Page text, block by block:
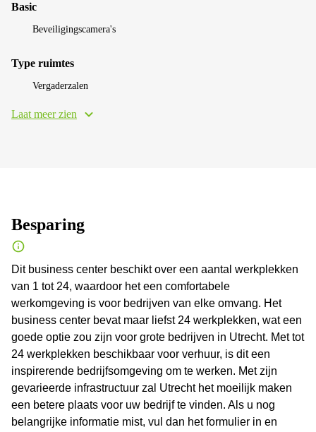
Basic
Beveiligingscamera's
Type ruimtes
Vergaderzalen
Laat meer zien
Besparing
Dit business center beschikt over een aantal werkplekken
van 1 tot 24, waardoor het een comfortabele
werkomgeving is voor bedrijven van elke omvang. Het
business center bevat maar liefst 24 werkplekken, wat een
goede optie zou zijn voor grote bedrijven in Utrecht. Met tot
24 werkplekken beschikbaar voor verhuur, is dit een
inspirerende bedrijfsomgeving om te werken. Met zijn
gevarieerde infrastructuur zal Utrecht het moeilijk maken
een betere plaats voor uw bedrijf te vinden. Als u nog
belangrijke informatie mist, vul dan het formulier in en